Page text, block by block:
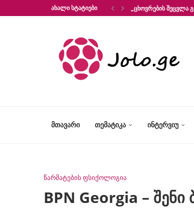
ᲐᲮᲐᲚᲘ ᲡᲢᲐᲢᲘᲔᲑᲘ „ᲪᲮᲝᲕᲠᲔᲑᲘᲡ ᲨᲔᲪᲕᲚᲐ
ᲛᲗᲐᲕᲐᲠᲘ ᲗᲔᲛᲐᲢᲘᲙᲐ ᲘᲜᲢᲔᲠᲕᲘᲣ
წარმატების ფსიქოლოგია
BPN Georgia – შენი